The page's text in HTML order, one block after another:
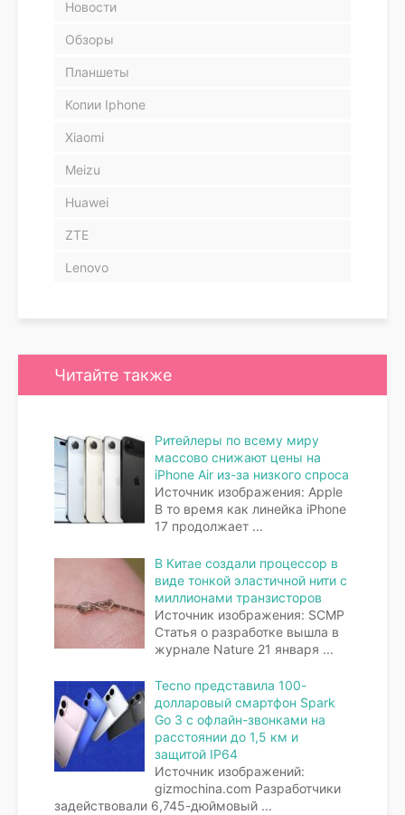
Новости
Обзоры
Планшеты
Копии Iphone
Xiaomi
Meizu
Huawei
ZTE
Lenovo
Читайте также
Ритейлеры по всему миру
массово снижают цены на
iPhone Air из-за низкого спроса
Источник изображения: Apple
В то время как линейка iPhone
17 продолжает ...
В Китае создали процессор в
виде тонкой эластичной нити с
миллионами транзисторов
Источник изображения: SCMP
Статья о разработке вышла в
журнале Nature 21 января ...
Tecno представила 100-
долларовый смартфон Spark
Go 3 с офлайн-звонками на
расстоянии до 1,5 км и
защитой IP64
Источник изображений:
gizmochina.com Разработчики
задействовали 6,745-дюймовый ...